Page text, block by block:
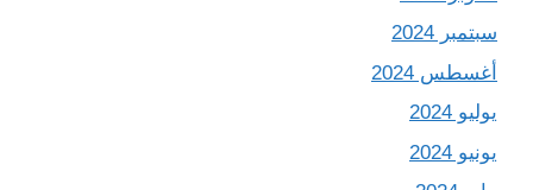
سبتمبر 2024
أغسطس 2024
يوليو 2024
يونيو 2024